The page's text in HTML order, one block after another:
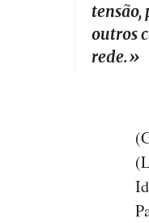
tensão,
outros
rede.»